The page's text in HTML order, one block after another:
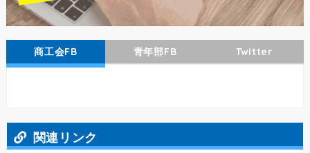
商工会FB 青年部FB Twitter
関連リンク